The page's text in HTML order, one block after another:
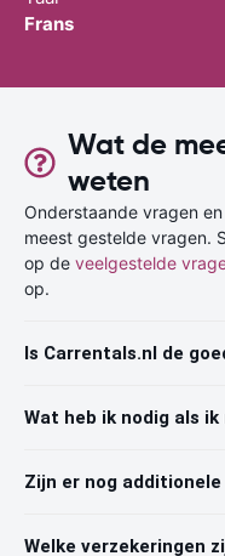
Frans
Wat de
weten
Onderstaande vragen
meest gestelde vragen.
op de veelgestelde
op.
Is Carrentals.nl de
Wat heb ik nodig als
Zijn er nog
Welke verzekeringen